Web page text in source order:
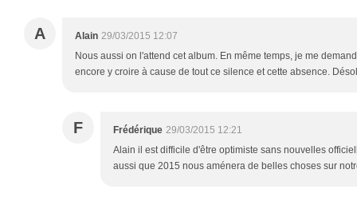
A Alain 29/03/2015 12:07
Nous aussi on l'attend cet album. En même temps, je me
encore y croire à cause de tout ce silence et cette absence.
F Frédérique 29/03/2015 12:21
Alain il est difficile d'être optimiste sans nouvelles
aussi que 2015 nous aménera de belles choses sur